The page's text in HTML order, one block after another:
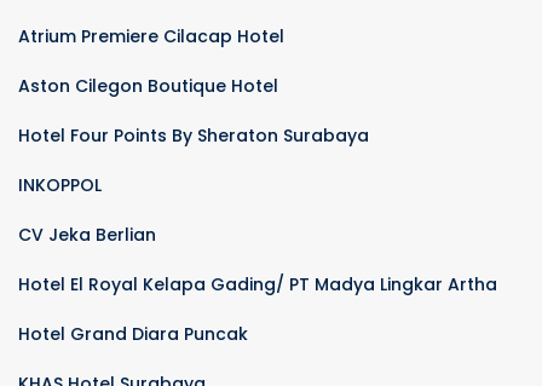
Atrium Premiere Cilacap Hotel
Aston Cilegon Boutique Hotel
Hotel Four Points By Sheraton Surabaya
INKOPPOL
CV Jeka Berlian
Hotel El Royal Kelapa Gading/ PT Madya Lingkar Artha
Hotel Grand Diara Puncak